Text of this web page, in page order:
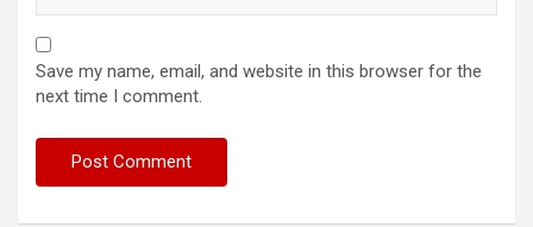
Save my name, email, and website in this browser for the
next time I comment.